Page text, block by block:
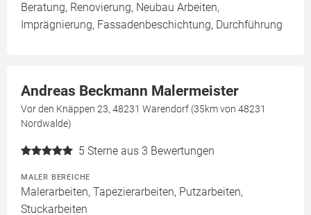
Beratung, Renovierung, Neubau Arbeiten,
Imprägnierung, Fassadenbeschichtung, Durchführung
Andreas Beckmann Malermeister
Vor den Knäppen 23, 48231 Warendorf (35km von 48231
Nordwalde)
5 Sterne aus 3 Bewertungen
MALER BEREICHE
Malerarbeiten, Tapezierarbeiten, Putzarbeiten,
Stuckarbeiten